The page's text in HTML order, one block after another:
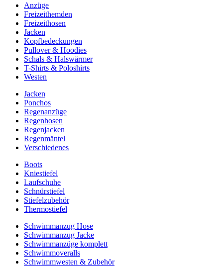
Anzüge
Freizeithemden
Freizeithosen
Jacken
Kopfbedeckungen
Pullover & Hoodies
Schals & Halswärmer
T-Shirts & Poloshirts
Westen
Jacken
Ponchos
Regenanzüge
Regenhosen
Regenjacken
Regenmäntel
Verschiedenes
Boots
Kniestiefel
Laufschuhe
Schnürstiefel
Stiefelzubehör
Thermostiefel
Schwimmanzug Hose
Schwimmanzug Jacke
Schwimmanzüge komplett
Schwimmoveralls
Schwimmwesten & Zubehör